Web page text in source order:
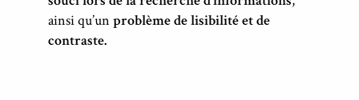
ainsi qu’un problème de lisibilité et de
contraste.